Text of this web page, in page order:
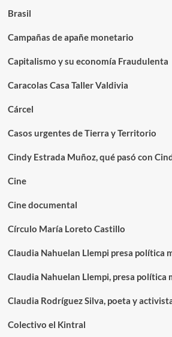
Brasil
Campañas de apañe monetario
Capitalismo y su economía Fraudulenta
Caracolas Casa Taller Valdivia
Cárcel
Casos urgentes de Tierra y Territorio
Cindy Estrada Muñoz, qué pasó con
Cine
Cine documental
Círculo María Loreto Castillo
Claudia Nahuelan Llempi presa política
Claudia Nahuelan Llempi, presa política
Claudia Rodríguez Silva, poeta y
Colectivo el Kintral